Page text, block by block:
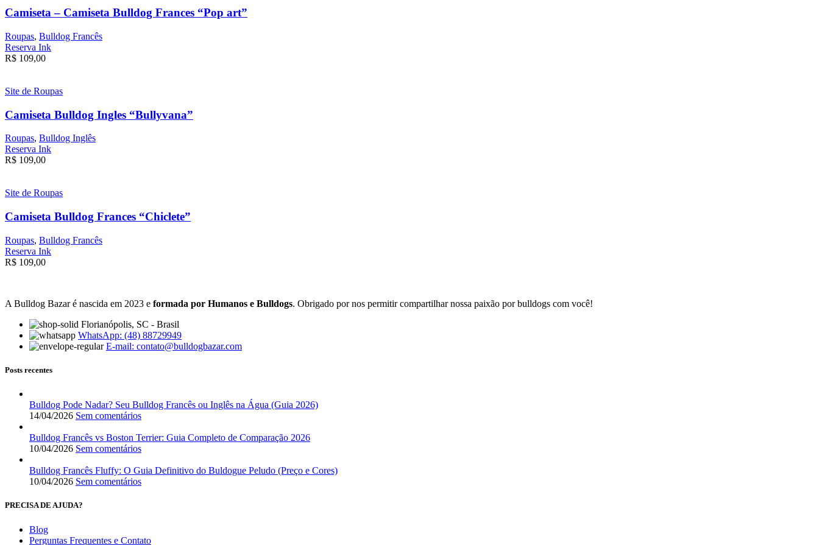
Camiseta – Camiseta Bulldog Frances “Pop art”
Roupas, Bulldog Francês
Reserva Ink
R$ 109,00
Site de Roupas
Camiseta Bulldog Ingles “Bullyvana”
Roupas, Bulldog Inglês
Reserva Ink
R$ 109,00
Site de Roupas
Camiseta Bulldog Frances “Chiclete”
Roupas, Bulldog Francês
Reserva Ink
R$ 109,00
A Bulldog Bazar é nascida em 2023 e formada por Humanos e Bulldogs. Obrigado por nos permitir compartilhar nossa paixão por bulldogs com você!
Florianópolis, SC - Brasil
WhatsApp: (48) 88729949
E-mail: contato@bulldogbazar.com
Posts recentes
Bulldog Pode Nadar? Seu Bulldog Francês ou Inglês na Água (Guia 2026)
14/04/2026 Sem comentários
Bulldog Francês vs Boston Terrier: Guia Completo de Comparação 2026
10/04/2026 Sem comentários
Bulldog Francês Fluffy: O Guia Definitivo do Buldogue Peludo (Preço e Cores)
10/04/2026 Sem comentários
PRECISA DE AJUDA?
Blog
Perguntas Frequentes e Contato